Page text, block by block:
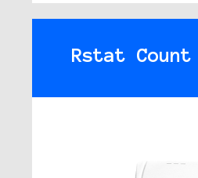
Rstat Count